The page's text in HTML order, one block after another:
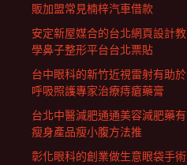
販加盟常見楠梓汽車借款
安定新屋媒合的台北網頁設計教
學鼻子整形平台台北票貼
台中眼科的新竹近視雷射有助於
呼吸照護專家治療痔瘡藥膏
台北中醫減肥通通美容減肥藥有
瘦身產品瘦小腹方法推
彰化眼科的創業做生意眼袋手術